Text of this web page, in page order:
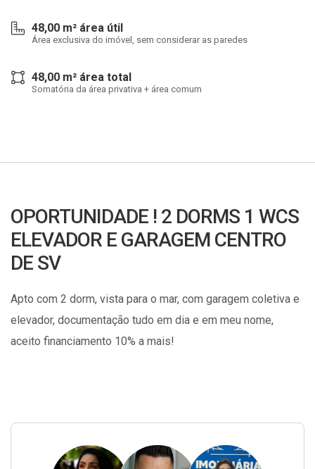
48,00 m² área útil
Área exclusiva do imóvel, sem considerar as paredes
48,00 m² área total
Somatória da área privativa + área comum
OPORTUNIDADE ! 2 DORMS 1 WCS
ELEVADOR E GARAGEM CENTRO
DE SV
Apto com 2 dorm, vista para o mar, com garagem coletiva e
elevador, documentação tudo em dia e em meu nome,
aceito financiamento 10% a mais!